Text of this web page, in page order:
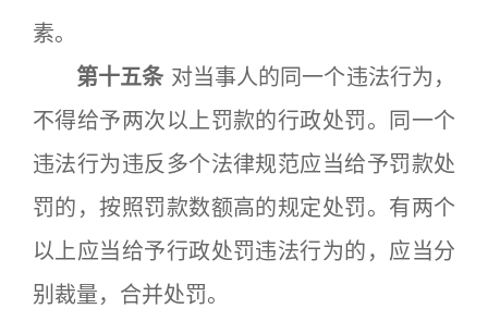
素。
第十五条 对当事人的同一个违法行为，
不得给予两次以上罚款的行政处罚。同一个
违法行为违反多个法律规范应当给予罚款处
罚的，按照罚款数额高的规定处罚。有两个
以上应当给予行政处罚违法行为的，应当分
别裁量，合并处罚。